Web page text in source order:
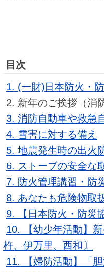
目次
1. (一財)日本防火・
2. 新年のご挨拶（
3. 消防自動車や救急
4. 雪害に対する備え
5. 地震発生時の出火
6. ストーブの安全な
7. 防火管理講習・防
8. あなたも危険物
9. 【日本防火・防災
10. 【幼少年活動】
杵、伊万里、西和〕
11. 【婦防活動】「